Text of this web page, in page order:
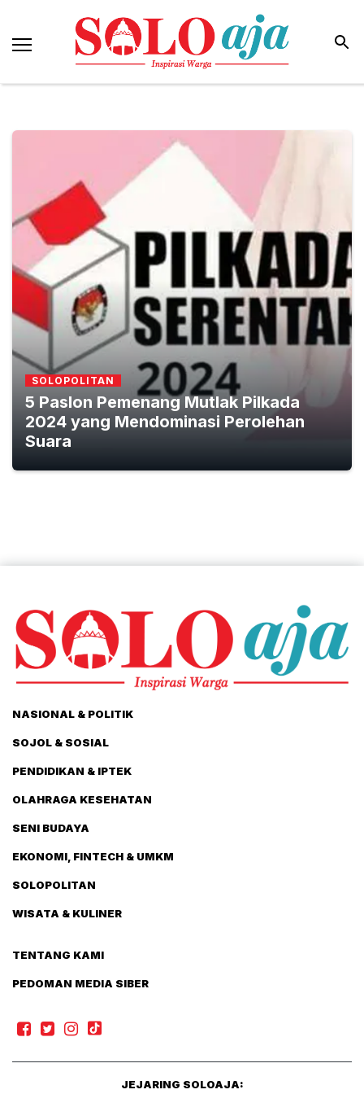
SOLOPOLITAN
5 Paslon Pemenang Mutlak Pilkada
2024 yang Mendominasi Perolehan
Suara
NASIONAL & POLITIK
SOJOL & SOSIAL
PENDIDIKAN & IPTEK
OLAHRAGA KESEHATAN
SENI BUDAYA
EKONOMI, FINTECH & UMKM
SOLOPOLITAN
WISATA & KULINER
TENTANG KAMI
PEDOMAN MEDIA SIBER
JEJARING SOLOAJA: